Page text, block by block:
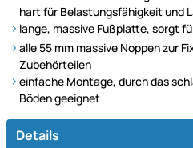
hart für Belastungsfähigkeit und
lange, massive Fußplatte, sorgt
alle 55 mm massive Noppen zur
Zubehörteilen
einfache Montage, durch das
Böden geeignet
Details